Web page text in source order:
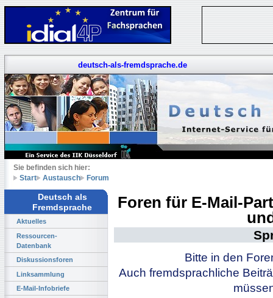
deutsch-als-fremdsprache.de
Sie befinden sich hier:
Start
Austausch Forum
Deutsch als
Fremdsprache
Aktuelles
Ressourcen-
Datenbank
Diskussionsforen
Linksammlung
E-Mail-Infobriefe
Foren für E-Mail-
Bitte in den
Auch fremdsprachliche